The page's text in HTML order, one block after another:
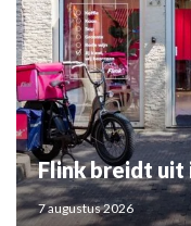
Flink breidt uit
7 augustus 2026